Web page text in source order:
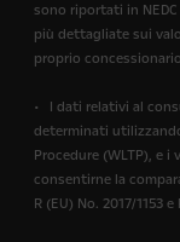
sono riportati in
più dettagliate sui
proprio
• I dati relativi al
determinati
Procedure (WLTP), e
consentirne la
R (EU) No. 2017/1153 e